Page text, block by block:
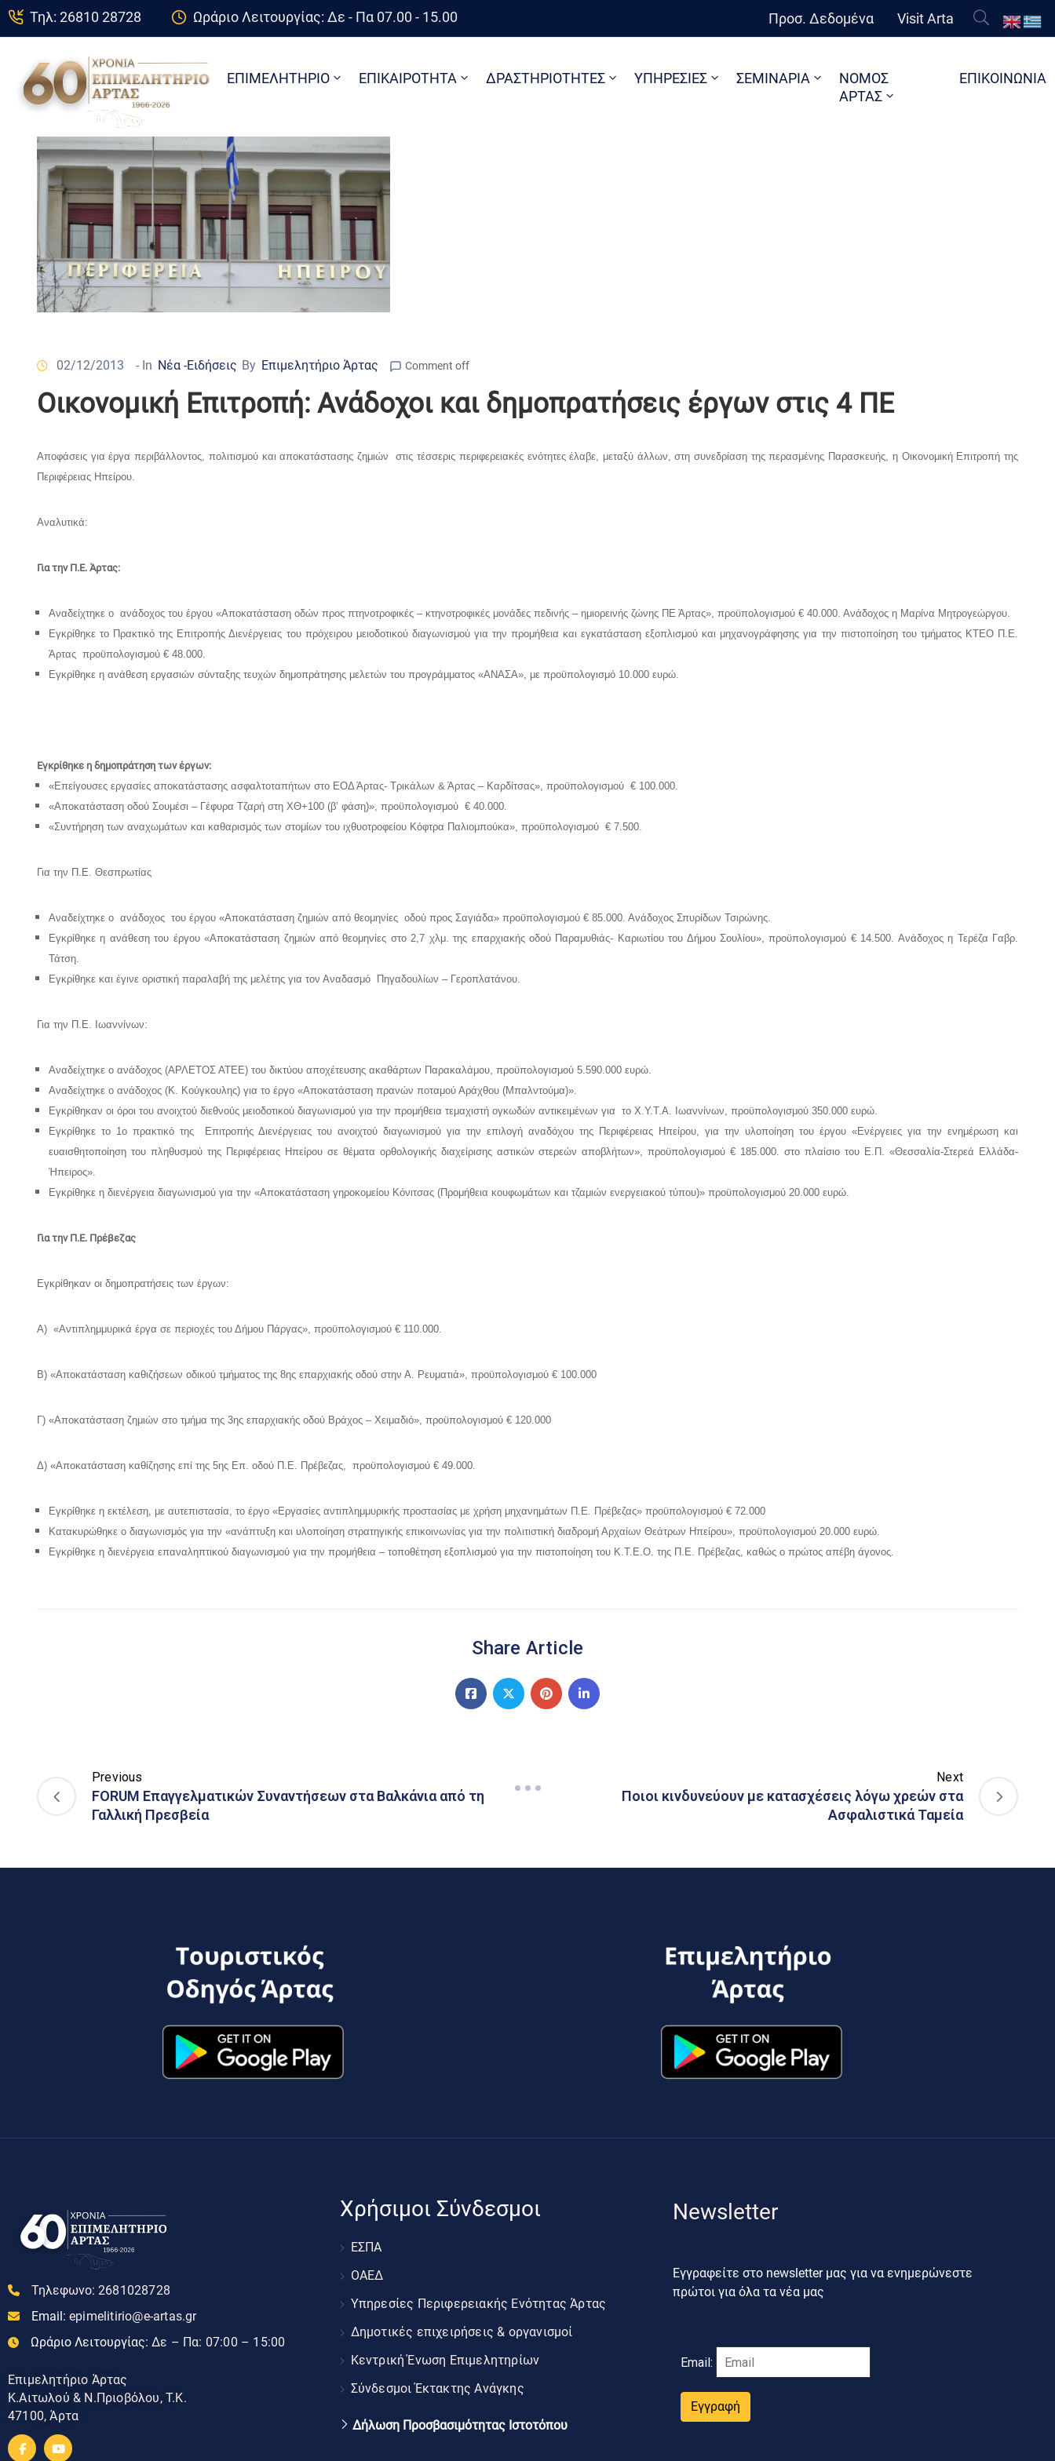
Τηλ: 26810 28728 Ωράριο Λειτουργίας: Δε - Πα 07.00 - 15.00 Προσ. Δεδομένα Visit Arta
ΕΠΙΜΕΛΗΤΗΡΙΟ ΕΠΙΚΑΙΡΟΤΗΤΑ ΔΡΑΣΤΗΡΙΟΤΗΤΕΣ ΥΠΗΡΕΣΙΕΣ ΣΕΜΙΝΑΡΙΑ
ΝΟΜΟΣ
ΑΡΤΑΣ
ΕΠΙΚΟΙΝΩΝΙΑ
02/12/2013 - In Νέα -Ειδήσεις By Επιμελητήριο Άρτας Comment off
Οικονομική Επιτροπή: Ανάδοχοι και δημοπρατήσεις έργων στις 4 ΠΕ
Αποφάσεις για έργα περιβάλλοντος, πολιτισμού και αποκατάστασης ζημιών στις τέσσερις περιφερειακές ενότητες έλαβε, μεταξύ άλλων, στη συνεδρίαση της περασμένης Παρασκευής, η Οικονομική Επιτροπή της
Περιφέρειας Ηπείρου.
Αναλυτικά:
Για την Π.Ε. Άρτας:
Αναδείχτηκε ο ανάδοχος του έργου «Αποκατάσταση οδών προς πτηνοτροφικές – κτηνοτροφικές μονάδες πεδινής – ημιορεινής ζώνης ΠΕ Άρτας», προϋπολογισμού € 40.000. Ανάδοχος η Μαρίνα Μητρογεώργου.
Εγκρίθηκε το Πρακτικό της Επιτροπής Διενέργειας του πρόχειρου μειοδοτικού διαγωνισμού για την προμήθεια και εγκατάσταση εξοπλισμού και μηχανογράφησης για την πιστοποίηση του τμήματος ΚΤΕΟ Π.Ε.
Άρτας προϋπολογισμού € 48.000.
Εγκρίθηκε η ανάθεση εργασιών σύνταξης τευχών δημοπράτησης μελετών του προγράμματος «ΑΝΑΣΑ», με προϋπολογισμό 10.000 ευρώ.
Εγκρίθηκε η δημοπράτηση των έργων:
«Επείγουσες εργασίες αποκατάστασης ασφαλτοταπήτων στο ΕΟΔ Άρτας- Τρικάλων & Άρτας – Καρδίτσας», προϋπολογισμού € 100.000.
«Αποκατάσταση οδού Σουμέσι – Γέφυρα Τζαρή στη ΧΘ+100 (β’ φάση)», προϋπολογισμού € 40.000.
«Συντήρηση των αναχωμάτων και καθαρισμός των στομίων του ιχθυοτροφείου Κόφτρα Παλιομπούκα», προϋπολογισμού € 7.500.
Για την Π.Ε. Θεσπρωτίας
Αναδείχτηκε ο ανάδοχος του έργου «Αποκατάσταση ζημιών από θεομηνίες οδού προς Σαγιάδα» προϋπολογισμού € 85.000. Ανάδοχος Σπυρίδων Τσιρώνης.
Εγκρίθηκε η ανάθεση του έργου «Αποκατάσταση ζημιών από θεομηνίες στο 2,7 χλμ. της επαρχιακής οδού Παραμυθιάς- Καριωτίου του Δήμου Σουλίου», προϋπολογισμού € 14.500. Ανάδοχος η Τερέζα Γαβρ.
Τάτση.
Εγκρίθηκε και έγινε οριστική παραλαβή της μελέτης για τον Αναδασμό Πηγαδουλίων – Γεροπλατάνου.
Για την Π.Ε. Ιωαννίνων:
Αναδείχτηκε ο ανάδοχος (ΑΡΛΕΤΟΣ ΑΤΕΕ) του δικτύου αποχέτευσης ακαθάρτων Παρακαλάμου, προϋπολογισμού 5.590.000 ευρώ.
Αναδείχτηκε ο ανάδοχος (Κ. Κούγκουλης) για το έργο «Αποκατάσταση πρανών ποταμού Αράχθου (Μπαλντούμα)».
Εγκρίθηκαν οι όροι του ανοιχτού διεθνούς μειοδοτικού διαγωνισμού για την προμήθεια τεμαχιστή ογκωδών αντικειμένων για το Χ.Υ.Τ.Α. Ιωαννίνων, προϋπολογισμού 350.000 ευρώ.
Εγκρίθηκε το 1ο πρακτικό της Επιτροπής Διενέργειας του ανοιχτού διαγωνισμού για την επιλογή αναδόχου της Περιφέρειας Ηπείρου, για την υλοποίηση του έργου «Ενέργειες για την ενημέρωση και
ευαισθητοποίηση του πληθυσμού της Περιφέρειας Ηπείρου σε θέματα ορθολογικής διαχείρισης αστικών στερεών αποβλήτων», προϋπολογισμού € 185.000. στο πλαίσιο του Ε.Π. «Θεσσαλία-Στερεά Ελλάδα-
Ήπειρος».
Εγκρίθηκε η διενέργεια διαγωνισμού για την «Αποκατάσταση γηροκομείου Κόνιτσας (Προμήθεια κουφωμάτων και τζαμιών ενεργειακού τύπου)» προϋπολογισμού 20.000 ευρώ.
Για την Π.Ε. Πρέβεζας
Εγκρίθηκαν οι δημοπρατήσεις των έργων:
Α) «Αντιπλημμυρικά έργα σε περιοχές του Δήμου Πάργας», προϋπολογισμού € 110.000.
Β) «Αποκατάσταση καθιζήσεων οδικού τμήματος της 8ης επαρχιακής οδού στην Α. Ρευματιά», προϋπολογισμού € 100.000
Γ) «Αποκατάσταση ζημιών στο τμήμα της 3ης επαρχιακής οδού Βράχος – Χειμαδιό», προϋπολογισμού € 120.000
Δ) «Αποκατάσταση καθίζησης επί της 5ης Επ. οδού Π.Ε. Πρέβεζας, προϋπολογισμού € 49.000.
Εγκρίθηκε η εκτέλεση, με αυτεπιστασία, το έργο «Εργασίες αντιπλημμυρικής προστασίας με χρήση μηχανημάτων Π.Ε. Πρέβεζας» προϋπολογισμού € 72.000
Κατακυρώθηκε ο διαγωνισμός για την «ανάπτυξη και υλοποίηση στρατηγικής επικοινωνίας για την πολιτιστική διαδρομή Αρχαίων Θεάτρων Ηπείρου», προϋπολογισμού 20.000 ευρώ.
Εγκρίθηκε η διενέργεια επαναληπτικού διαγωνισμού για την προμήθεια – τοποθέτηση εξοπλισμού για την πιστοποίηση του Κ.Τ.Ε.Ο. της Π.Ε. Πρέβεζας, καθώς ο πρώτος απέβη άγονος.
Share Article
Previous
FORUM Επαγγελματικών Συναντήσεων στα Βαλκάνια από τη
Γαλλική Πρεσβεία
Next
Ποιοι κινδυνεύουν με κατασχέσεις λόγω χρεών στα
Ασφαλιστικά Ταμεία
Τηλεφωνο: 2681028728
Email: epimelitirio@e-artas.gr
Ωράριο Λειτουργίας: Δε – Πα: 07:00 – 15:00
Επιμελητήριο Άρτας
Κ.Αιτωλού & Ν.Πριοβόλου, Τ.Κ.
47100, Άρτα
Χρήσιμοι Σύνδεσμοι
ΕΣΠΑ
ΟΑΕΔ
Υπηρεσίες Περιφερειακής Ενότητας Άρτας
Δημοτικές επιχειρήσεις & οργανισμοί
Κεντρική Ένωση Επιμελητηρίων
Σύνδεσμοι Έκτακτης Ανάγκης
Δήλωση Προσβασιμότητας Ιστοτόπου
Newsletter
Εγγραφείτε στο newsletter μας για να ενημερώνεστε
πρώτοι για όλα τα νέα μας
Email:
Εγγραφή